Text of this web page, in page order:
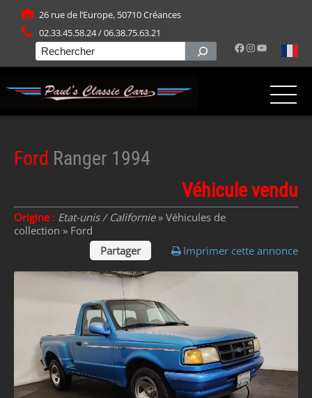
26 rue de l’Europe, 50710 Créances
02.33.45.58.24 / 06.38.75.63.21
Facebook
Instagram
YouTube
Rechercher
Ford Ranger 1994
Véhicule vendu
Origine : Etat-unis / Californie» Véhicules de
collection » Ford
Partager
Imprimer cette annonce
Panneau de gestion des cookies